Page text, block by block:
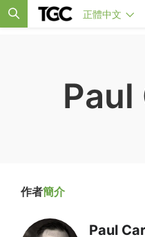
正體中文
作者簡介
Paul